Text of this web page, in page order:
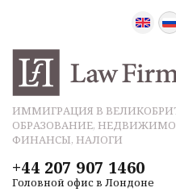
ИММИГРАЦИЯ В
ОБРАЗОВАНИЕ,
ФИНАНСЫ, НАЛОГИ
+44 207 907 1460
Головной офис в Лондоне